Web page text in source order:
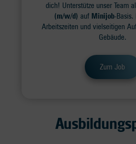
dich! Unterstütze unser Team
(m/w/d) auf Minijob-
Arbeitszeiten und vielseitigen
Gebäude.
Zum Job